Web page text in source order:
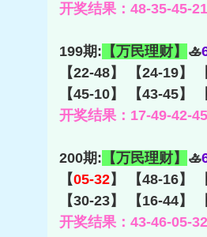
开奖结果：48-35-45-
199期: 【万民理财】 🚣
【22-48】 【24-19】
【45-10】 【43-45】
开奖结果：17-49-42-
200期: 【万民理财】 🚣
【05-32】 【48-16】
【30-23】 【16-44】
开奖结果：43-46-05-